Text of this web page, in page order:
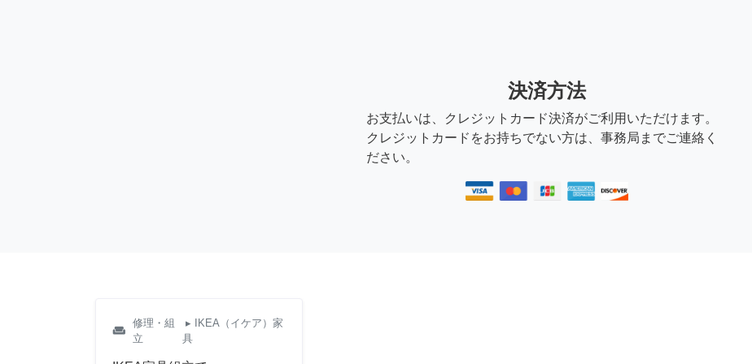
決済方法
お支払いは、クレジットカード決済がご利用いただけます。
クレジットカードをお持ちでない方は、事務局までご連絡く
ださい。
weekend
修理・組
立
▸ IKEA（イケア）家
具